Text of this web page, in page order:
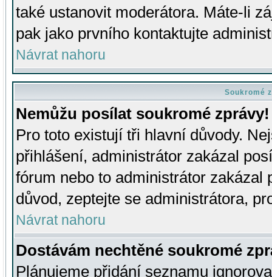
také ustanovit moderátora. Máte-li
pak jako prvního kontaktujte
Návrat nahoru
Soukromé
Nemůžu posílat soukromé zprávy!
Pro toto existují tři hlavní důvody.
přihlášení, administrátor zakázal
fórum nebo to administrátor zakázal
důvod, zeptejte se administrátora,
Návrat nahoru
Dostávám nechtěné soukromé
Plánujeme přidání seznamu